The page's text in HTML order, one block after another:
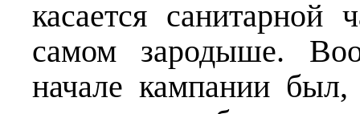
касается
самом зародыше.
начале кампании